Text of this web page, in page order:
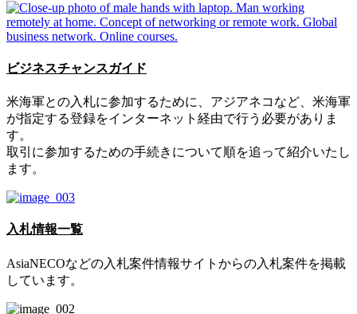
ビジネスチャンスガイド
米海軍との入札に参加するために、アジアネコなど、米海軍
が指定する登録をインターネット経由で行う必要がありま
す。
取引に参加するための手続きについて順を追って紹介いたし
ます。
入札情報一覧
AsiaNECOなどの入札案件情報サイトからの入札案件を掲載
しています。